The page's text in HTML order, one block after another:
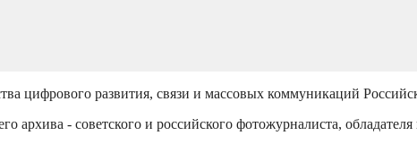
цифрового развития, связи и массовых коммуникаций
архива - советского и российского фотожурналиста,